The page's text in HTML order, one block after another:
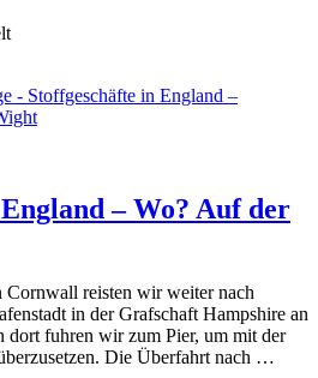
– Wo? Auf der
Cornwall reisten wir weiter nach
in der Grafschaft Hampshire an
dort fuhren wir zum Pier, um mit der
Die Überfahrt nach …